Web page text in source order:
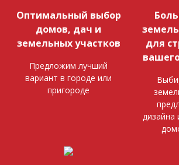
Оптимальный выбор
домов, дач и
земельных участков
Предложим лучший
вариант в городе или
пригороде
для
дизайна